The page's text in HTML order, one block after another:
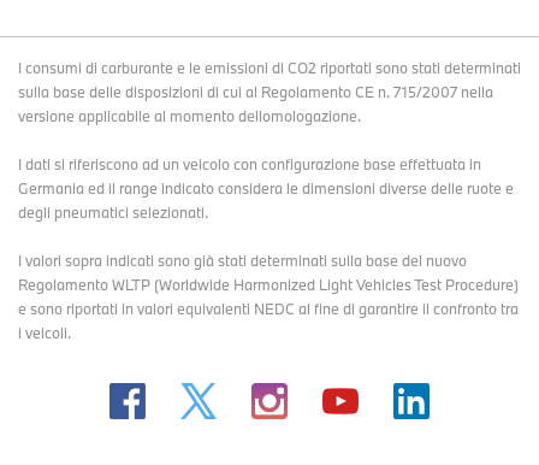
I consumi di carburante e le emissioni di CO2 riportati sono stati determinati
sulla base delle disposizioni di cui al Regolamento CE n. 715/2007 nella
versione applicabile al momento dellomologazione.
I dati si riferiscono ad un veicolo con configurazione base effettuata in
Germania ed il range indicato considera le dimensioni diverse delle ruote e
degli pneumatici selezionati.
I valori sopra indicati sono già stati determinati sulla base del nuovo
Regolamento WLTP (Worldwide Harmonized Light Vehicles Test Procedure)
e sono riportati in valori equivalenti NEDC al fine di garantire il confronto tra
i veicoli.